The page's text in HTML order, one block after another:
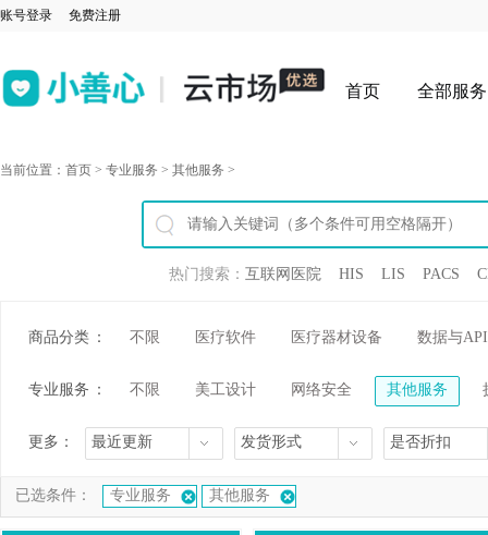
账号登录 免费注册
首页 全部服务
当前位置： 首页 > 专业服务 > 其他服务 >
热门搜索： 互联网医院 HIS LIS PACS
商品分类 ： 不限 医疗软件 医疗器材设备 数据与API
专业服务 ： 不限 美工设计 网络安全 其他服务
更多： 最近更新 发货形式 是否折扣
已选条件： 专业服务 其他服务